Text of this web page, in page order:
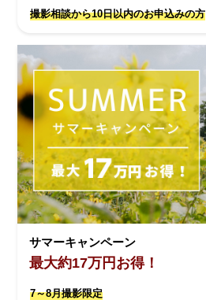
撮影相談から10日以内のお申込みの方
サマーキャンペーン
最大約17万円お得！
7～8月撮影限定